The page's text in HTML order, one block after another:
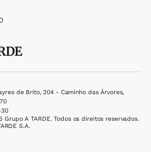
de Brito, 204 - Caminho das Árvores,
30
Grupo A TARDE. Todos os direitos reservados.
S.A.